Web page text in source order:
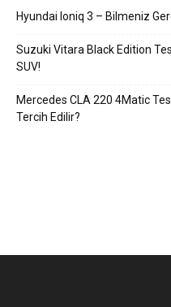
Hyundai Ioniq 3 – Bilmeniz
Suzuki Vitara Black Edition
SUV!
Mercedes CLA 220 4Matic
Tercih Edilir?